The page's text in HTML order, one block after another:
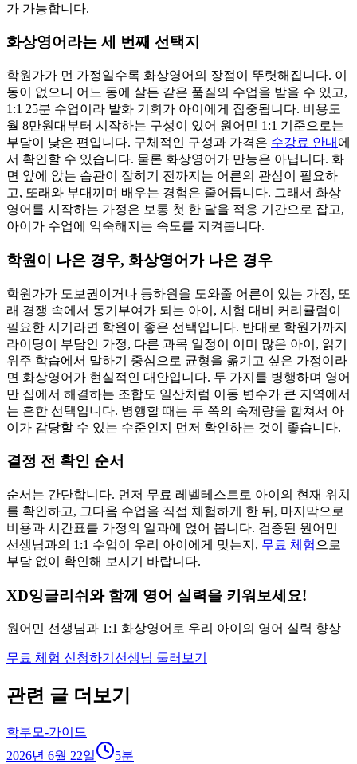
가 가능합니다.
화상영어라는 세 번째 선택지
학원가가 먼 가정일수록 화상영어의 장점이 뚜렷해집니다. 이
동이 없으니 어느 동에 살든 같은 품질의 수업을 받을 수 있고,
1:1 25분 수업이라 발화 기회가 아이에게 집중됩니다. 비용도
월 8만원대부터 시작하는 구성이 있어 원어민 1:1 기준으로는
부담이 낮은 편입니다. 구체적인 구성과 가격은 수강료 안내 에
서 확인할 수 있습니다. 물론 화상영어가 만능은 아닙니다. 화
면 앞에 앉는 습관이 잡히기 전까지는 어른의 관심이 필요하
고, 또래와 부대끼며 배우는 경험은 줄어듭니다. 그래서 화상
영어를 시작하는 가정은 보통 첫 한 달을 적응 기간으로 잡고,
아이가 수업에 익숙해지는 속도를 지켜봅니다.
학원이 나은 경우, 화상영어가 나은 경우
학원가가 도보권이거나 등하원을 도와줄 어른이 있는 가정, 또
래 경쟁 속에서 동기부여가 되는 아이, 시험 대비 커리큘럼이
필요한 시기라면 학원이 좋은 선택입니다. 반대로 학원가까지
라이딩이 부담인 가정, 다른 과목 일정이 이미 많은 아이, 읽기
위주 학습에서 말하기 중심으로 균형을 옮기고 싶은 가정이라
면 화상영어가 현실적인 대안입니다. 두 가지를 병행하며 영어
만 집에서 해결하는 조합도 일산처럼 이동 변수가 큰 지역에서
는 흔한 선택입니다. 병행할 때는 두 쪽의 숙제량을 합쳐서 아
이가 감당할 수 있는 수준인지 먼저 확인하는 것이 좋습니다.
결정 전 확인 순서
순서는 간단합니다. 먼저 무료 레벨테스트로 아이의 현재 위치
를 확인하고, 그다음 수업을 직접 체험하게 한 뒤, 마지막으로
비용과 시간표를 가정의 일과에 얹어 봅니다. 검증된 원어민
선생님과의 1:1 수업이 우리 아이에게 맞는지, 무료 체험 으로
부담 없이 확인해 보시기 바랍니다.
XD잉글리쉬와 함께 영어 실력을 키워보세요!
원어민 선생님과 1:1 화상영어로 우리 아이의 영어 실력 향상
무료 체험 신청하기 선생님 둘러보기
관련 글 더보기
학부모-가이드
2026년 6월 22일
5분